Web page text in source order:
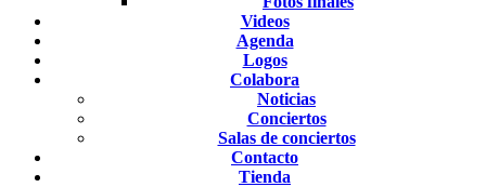
Videos
Agenda
Logos
Colabora
Noticias
Conciertos
Salas de conciertos
Contacto
Tienda